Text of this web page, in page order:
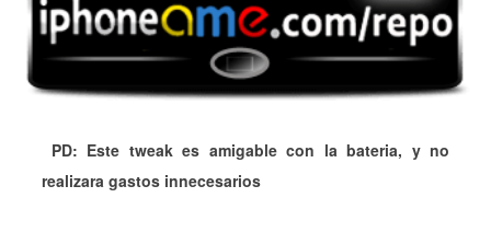
PD: Este tweak es amigable con la bateria, y no
realizara gastos innecesarios